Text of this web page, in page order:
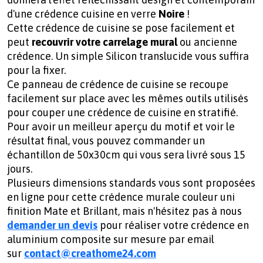
d'une crédence cuisine en verre Noire !
Cette crédence de cuisine se pose facilement et
peut recouvrir votre carrelage muralou ancienne
crédence. Un simple Silicon translucide vous suffira
pour la fixer.
Ce panneau de crédence de cuisine se recoupe
facilement sur place avec les mêmes outils utilisés
pour couper une crédence de cuisine en stratifié.
Pour avoir un meilleur aperçu du motif et voir le
résultat final, vous pouvez commander un
échantillon de 50x30cm qui vous sera livré sous 15
jours.
Plusieurs dimensions standards vous sont proposées
en ligne pour cette crédence murale couleur uni
finition Mate et Brillant, mais n'hésitez pas à nous
demander un devis pour réaliser votre crédence en
aluminium composite sur mesure par email
sur contact@creathome24.com